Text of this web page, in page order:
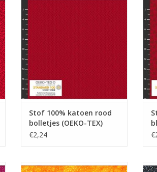
TOEVOEGEN AAN WINKELWAGEN
Stof 100% katoen rood
bolletjes (OEKO-TEX)
€2,24
Stof 100% katoen Oranje